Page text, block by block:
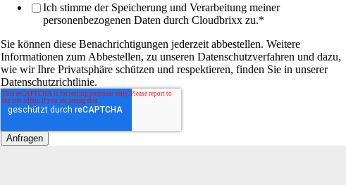
Ich stimme der Speicherung und Verarbeitung meiner
personenbezogenen Daten durch Cloudbrixx zu.*
Sie können diese Benachrichtigungen jederzeit abbestellen. Weitere
Informationen zum Abbestellen, zu unseren Datenschutzverfahren und dazu,
wie wir Ihre Privatsphäre schützen und respektieren, finden Sie in unserer
Datenschutzrichtlinie.